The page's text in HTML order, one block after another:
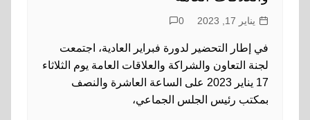
يناير 17, 2023 0
في إطار التحضير لدورة فبراير العادية، اجتمعت
لجنة التعاون والشراكة والعلاقات العامة يوم الثلاثاء
17 يناير 2023 على الساعة العاشرة والنصف
بمكتب رئيس الجلس الجماعي،